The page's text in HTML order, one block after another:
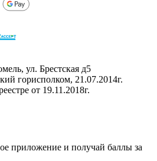
ул. Брестская д5
горисполком, 21.07.2014г.
от 19.11.2018г.
приложение и получай баллы за